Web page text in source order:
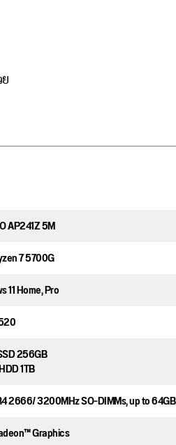
ย
AP241Z 5M
7 5700G
11 Home, Pro
256GB
1TB
2666/ 3200MHz SO-DIMMs, up to 64GB
Graphics